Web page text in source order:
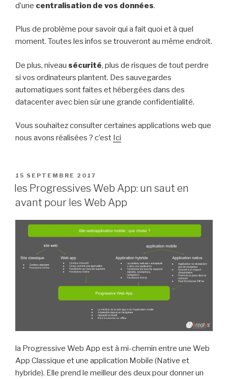
d’une centralisation de vos données.
Plus de problème pour savoir qui a fait quoi et à quel
moment. Toutes les infos se trouveront au même endroit.
De plus, niveau sécurité, plus de risques de tout perdre
si vos ordinateurs plantent. Des sauvegardes
automatiques sont faites et hébergées dans des
datacenter avec bien sûr une grande confidentialité.
Vous souhaitez consulter certaines applications web que
nous avons réalisées ? c’est Ici
PUBLIÉ
LE
15 SEPTEMBRE 2017
les Progressives Web App: un saut en
avant pour les Web App
la Progressive Web App est à mi-chemin entre une Web
App Classique et une application Mobile (Native et
hybride). Elle prend le meilleur des deux pour donner un